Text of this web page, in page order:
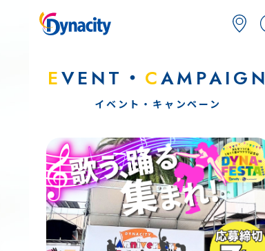
EVENT・ CAMPAIGN
イベント・キャンペーン